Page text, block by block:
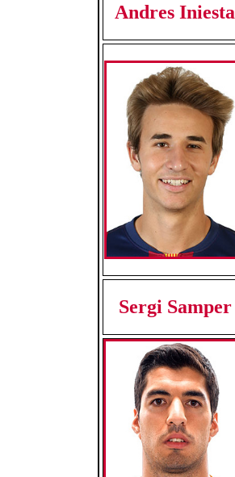
Andres Iniesta
Sergi Samper